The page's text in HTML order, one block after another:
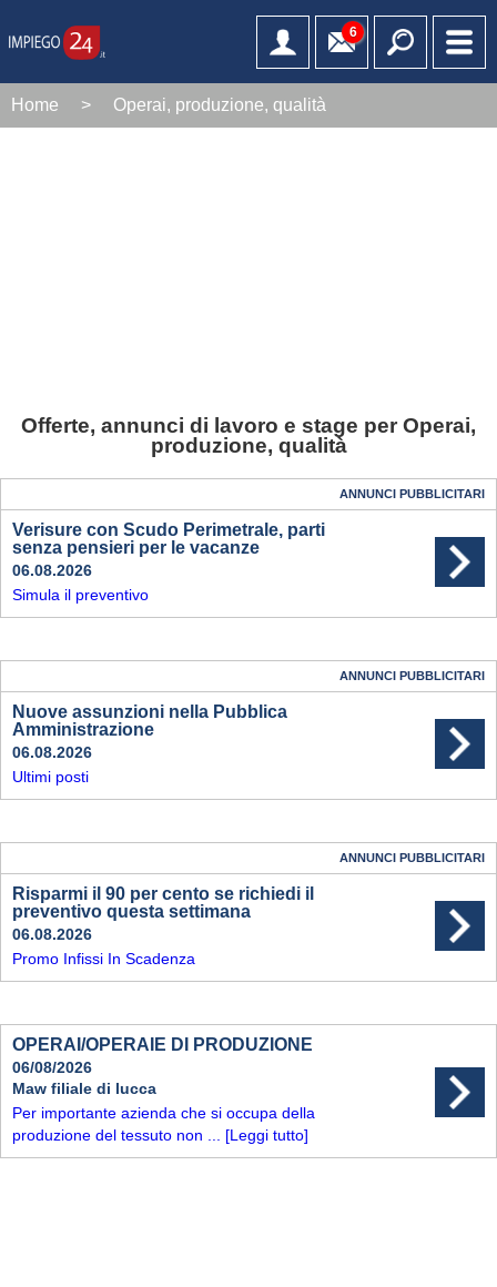
6
Home > Operai, produzione, qualità
Offerte, annunci di lavoro e stage per Operai,
produzione, qualità
ANNUNCI PUBBLICITARI
Verisure con Scudo Perimetrale, parti
senza pensieri per le vacanze
06.08.2026
Simula il preventivo
ANNUNCI PUBBLICITARI
Nuove assunzioni nella Pubblica
Amministrazione
06.08.2026
Ultimi posti
ANNUNCI PUBBLICITARI
Risparmi il 90 per cento se richiedi il
preventivo questa settimana
06.08.2026
Promo Infissi In Scadenza
OPERAI/OPERAIE DI PRODUZIONE
06/08/2026
Maw filiale di lucca
Per importante azienda che si occupa della
produzione del tessuto non ... [Leggi tutto]